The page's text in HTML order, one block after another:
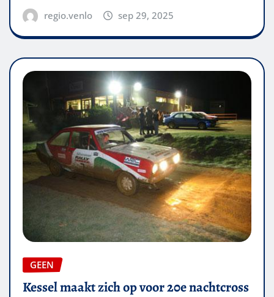
regio.venlo sep 29, 2025
GEEN
Kessel maakt zich op voor 20e nachtcross